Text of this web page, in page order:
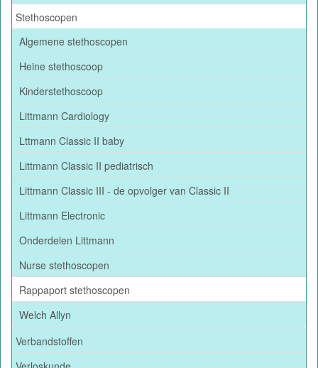
Stethoscopen
Algemene stethoscopen
Heine stethoscoop
Kinderstethoscoop
Littmann Cardiology
Lttmann Classic II baby
Littmann Classic II pediatrisch
Littmann Classic III - de opvolger van Classic II
Littmann Electronic
Onderdelen Littmann
Nurse stethoscopen
Rappaport stethoscopen
Welch Allyn
Verbandstoffen